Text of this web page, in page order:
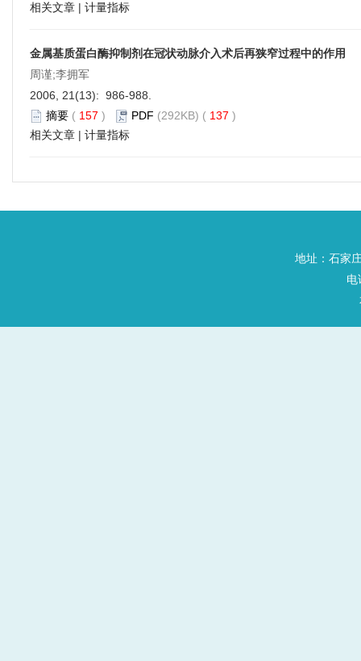
相关文章 | 计量指标
金属基质蛋白酶抑制剂在冠状动脉介入术后再狭窄过程中的作用
周谨;李拥军
2006, 21(13): 986-988.
摘要 ( 157 ) PDF (292KB) ( 137 )
相关文章 | 计量指标
地址：石家